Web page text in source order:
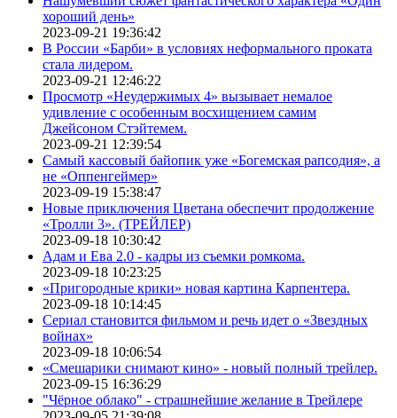
хороший день»
2023-09-21 19:36:42
В России «Барби» в условиях неформального проката
стала лидером.
2023-09-21 12:46:22
Просмотр «Неудержимых 4» вызывает немалое
удивление с особенным восхищением самим
Джейсоном Стэйтемем.
2023-09-21 12:39:54
Самый кассовый байопик уже «Богемская рапсодия», а
не «Оппенгеймер»
2023-09-19 15:38:47
Новые приключения Цветана обеспечит продолжение
«Тролли 3». (ТРЕЙЛЕР)
2023-09-18 10:30:42
Адам и Ева 2.0 - кадры из съемки ромкома.
2023-09-18 10:23:25
«Пригородные крики» новая картина Карпентера.
2023-09-18 10:14:45
Сериал становится фильмом и речь идет о «Звездных
войнах»
2023-09-18 10:06:54
«Смешарики снимают кино» - новый полный трейлер.
2023-09-15 16:36:29
"Чёрное облако" - страшнейшие желание в Трейлере